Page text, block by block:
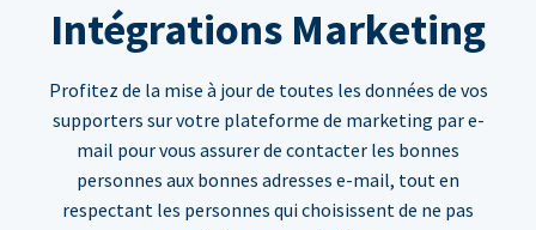
Intégrations Marketing
Profitez de la mise à jour de toutes les données de vos
supporters sur votre plateforme de marketing par e-
mail pour vous assurer de contacter les bonnes
personnes aux bonnes adresses e-mail, tout en
respectant les personnes qui choisissent de ne pas